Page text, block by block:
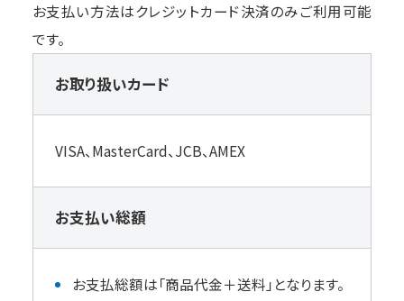
お支払い方法はクレジットカード決済のみご利用可能
です。
お取り扱いカード
VISA、MasterCard、JCB、AMEX
お支払い総額
お支払総額は「商品代金＋送料」となります。